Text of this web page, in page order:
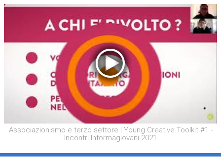
Associazionismo e terzo settore | Young Creative Toolkit #1 -
Incontri Informagiovani 2021